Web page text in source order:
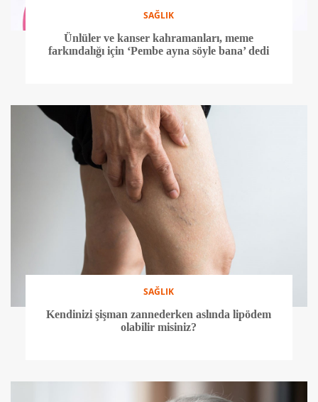
SAĞLIK
Ünlüler ve kanser kahramanları, meme
farkındalığı için ‘Pembe ayna söyle bana’ dedi
SAĞLIK
Kendinizi şişman zannederken aslında lipödem
olabilir misiniz?